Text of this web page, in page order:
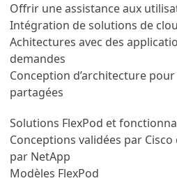
Offrir une assistance aux
Intégration de solutions de
Achitectures avec des
demandes
Conception d’architecture
partagées
Solutions FlexPod et
Conceptions validées par
par NetApp
Modèles FlexPod